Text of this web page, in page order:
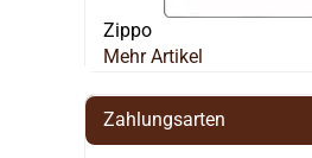
Zippo
Mehr Artikel
Zahlungsarten